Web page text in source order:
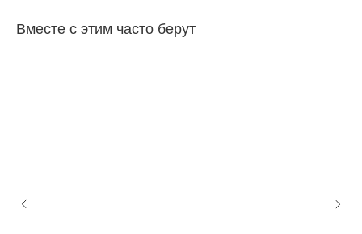
Вместе с этим часто берут